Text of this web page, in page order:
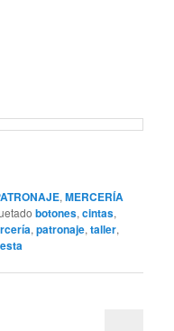
,MERCERÍA
botones,cintas,
,patronaje,taller,